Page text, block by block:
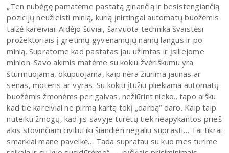
„Ten nubėgę pamatėme pastatą ginančią ir besistengiančią
pozicijų neužleisti minią, kurią įnirtingai automatų buožėmis
talžė kareiviai. Aidėjo šūviai, šarvuota technika švaistėsi
prožektoriais į gretimų gyvenamųjų namų langus ir po
minią. Supratome kad pastatas jau užimtas ir įsiliejome
minion. Savo akimis matėme su kokiu žvėriškumu yra
šturmuojama, okupuojama, kaip nėra žiūrima jaunas ar
senas, moteris ar vyras. Su kokiu įtūžiu pliekiama automatų
buožėmis žmonėms per galvas, nežiūrint nieko.. tapo aišku
kad tie kareiviai ne pirmą kartą tokį „darbą“ daro. Kaip taip
nuteikti žmogų, kad jis savyje turėtų tiek neapykantos prieš
akis stovinčiam civiliui iki šiandien negaliu suprasti… Tai tikrai
smarkiai mane paveikė… Tada supratau su kuo mes turime